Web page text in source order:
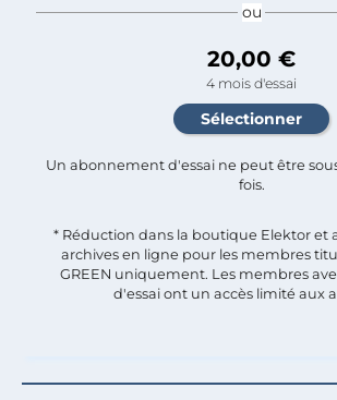
ou
20,00 €
4 mois d'essai
Un abonnement d'essai ne peut être
fois.​
* Réduction dans la boutique Elektor et
archives en ligne pour les membres
GREEN uniquement. Les membres
d'essai ont un accès limité aux